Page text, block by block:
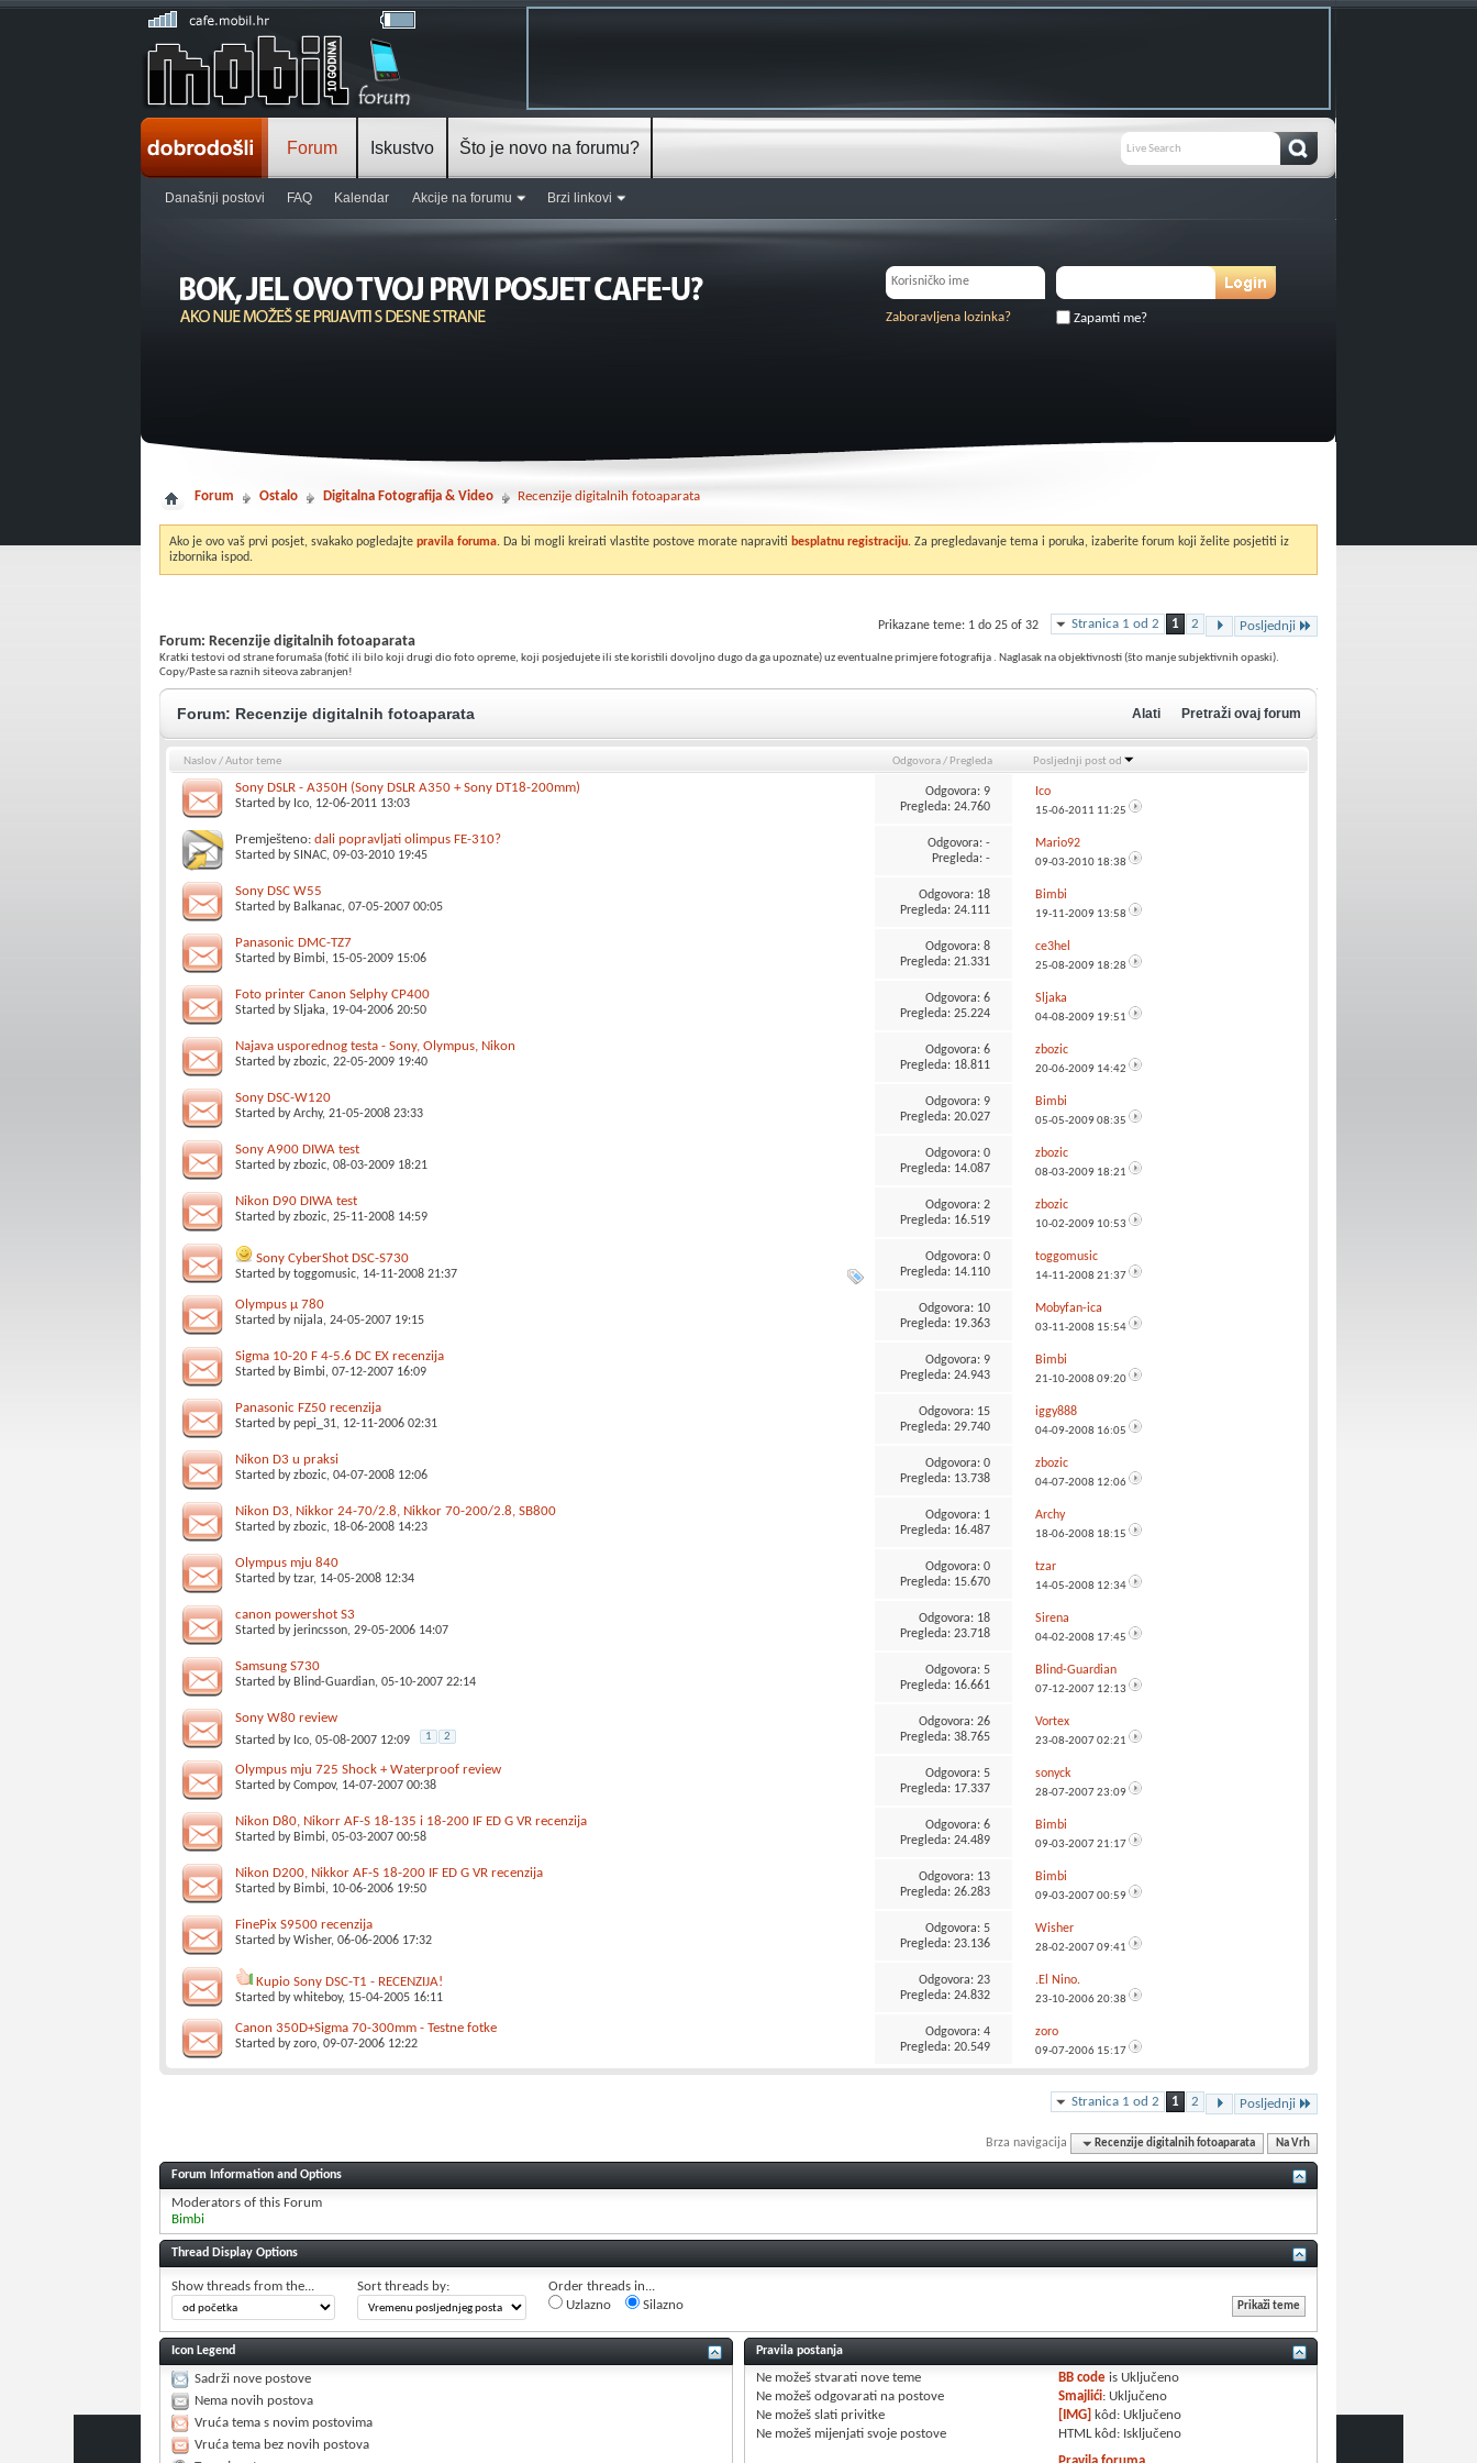
Forum
Današnji postovi FAQ Kalendar Akcije na forumu Brzi linkovi
Iskustvo Što je novo na forumu?
Zapamti me?
Zaboravljena lozinka?
Forum Ostalo Digitalna Fotografija & Video Recenzije digitalnih fotoaparata
Ako je ovo vaš prvi posjet, svakako pogledajte pravila foruma. Da bi mogli kreirati vlastite postove morate napraviti besplatnu registraciju. Za pregledavanje tema i poruka, izaberite forum koji želite posjetiti iz
izbornika ispod.
Stranica 1 od 2 1 2 Posljednji
Prikazane teme: 1 do 25 of 32
Forum: Recenzije digitalnih fotoaparata
Kratki testovi od strane forumaša (fotić ili bilo koji drugi dio foto opreme, koji posjedujete ili ste koristili dovoljno dugo da ga upoznate) uz eventualne primjere fotografija . Naglasak na objektivnosti (što manje subjektivnih opaski).
Copy/Paste sa raznih siteova zabranjen!
Forum: Recenzije digitalnih fotoaparata Alati Pretraži ovaj forum
Naslov/Autor teme Odgovora/ Pregleda Posljednji post od
Sony DSLR - A350H (Sony DSLR A350 + Sony DT18-200mm)
Started by Ico, 12-06-2011 13:03
Odgovora: 9
Pregleda: 24.760
Ico
15-06-2011 11:25
Premješteno: dali popravljati olimpus FE-310?
Started bySINAC, 09-03-2010 19:45
Odgovora: -
Pregleda: -
Mario92
09-03-2010 18:38
Sony DSC W55
Started by Balkanac, 07-05-2007 00:05
Odgovora: 18
Pregleda: 24.111
Bimbi
19-11-2009 13:58
Panasonic DMC-TZ7
Started by Bimbi, 15-05-2009 15:06
Odgovora: 8
Pregleda: 21.331
ce3hel
25-08-2009 18:28
Foto printer Canon Selphy CP400
Started bySljaka, 19-04-2006 20:50
Odgovora: 6
Pregleda: 25.224
Sljaka
04-08-2009 19:51
Najava usporednog testa - Sony, Olympus, Nikon
Started byzbozic, 22-05-2009 19:40
Odgovora: 6
Pregleda: 18.811
zbozic
20-06-2009 14:42
Sony DSC-W120
Started byArchy, 21-05-2008 23:33
Odgovora: 9
Pregleda: 20.027
Bimbi
05-05-200908:35
Sony A900 DIWA test
Started byzbozic, 08-03-2009 18:21
Odgovora: 0
Pregleda: 14.087
zbozic
08-03-2009 18:21
Nikon D90 DIWA test
Started byzbozic, 25-11-2008 14:59
Odgovora: 2
Pregleda: 16.519
zbozic
10-02-2009 10:53
Sony CyberShot DSC-S730
Started bytoggomusic, 14-11-2008 21:37
Odgovora: 0
Pregleda: 14.110
toggomusic
14-11-2008 21:37
Olympus µ 780
Started bynijala, 24-05-2007 19:15
Odgovora: 10
Pregleda: 19.363
Mobyfan-ica
03-11-2008 15:54
Sigma 10-20 F 4-5.6 DC EX recenzija
Started by Bimbi, 07-12-2007 16:09
Odgovora: 9
Pregleda: 24.943
Bimbi
21-10-2008 09:20
Panasonic FZ50 recenzija
Started bypepi_31, 12-11-2006 02:31
Odgovora: 15
Pregleda: 29.740
iggy888
04-09-2008 16:05
Nikon D3 u praksi
Started byzbozic, 04-07-2008 12:06
Odgovora: 0
Pregleda: 13.738
zbozic
04-07-2008 12:06
Nikon D3, Nikkor 24-70/2.8, Nikkor 70-200/2.8, SB800
Started byzbozic, 18-06-2008 14:23
Odgovora: 1
Pregleda: 16.487
Archy
18-06-2008 18:15
Olympus mju 840
Started bytzar, 14-05-2008 12:34
Odgovora: 0
Pregleda: 15.670
tzar
14-05-2008 12:34
canon powershot S3
Started by jerincsson, 29-05-2006 14:07
Odgovora: 18
Pregleda: 23.718
Sirena
04-02-2008 17:45
Samsung S730
Started by Blind-Guardian, 05-10-2007 22:14
Odgovora: 5
Pregleda: 16.661
Blind-Guardian
07-12-2007 12:13
Sony W80 review
Started by Ico, 05-08-2007 12:09 1 2
Odgovora: 26
Pregleda: 38.765
Vortex
23-08-200702:21
Olympus mju 725 Shock + Waterproof review
Started byCompov, 14-07-2007 00:38
Odgovora: 5
Pregleda: 17.337
sonyck
28-07-200723:09
Nikon D80, Nikorr AF-S 18-135 i 18-200 IF ED G VR recenzija
Started by Bimbi, 05-03-2007 00:58
Odgovora: 6
Pregleda: 24.489
Bimbi
09-03-200721:17
Nikon D200, Nikkor AF-S 18-200 IF ED G VR recenzija
Started by Bimbi, 10-06-2006 19:50
Odgovora: 13
Pregleda: 26.283
Bimbi
09-03-200700:59
FinePix S9500 recenzija
Started byWisher, 06-06-2006 17:32
Odgovora: 5
Pregleda: 23.136
Wisher
28-02-200709:41
Kupio Sony DSC-T1 - RECENZIJA!
Started bywhiteboy, 15-04-2005 16:11
Odgovora: 23
Pregleda: 24.832
.El Nino.
23-10-200620:38
Canon 350D+Sigma 70-300mm - Testne fotke
Started byzoro, 09-07-2006 12:22
Odgovora: 4
Pregleda: 20.549
zoro
09-07-2006 15:17
Stranica 1 od 2 1 2 Posljednji
Brza navigacija Recenzije digitalnih fotoaparata Na Vrh
Forum Information and Options
Moderators of this Forum
Bimbi
Thread Display Options
Show threads from the... Sort threads by:
Order threads in...
Uzlazno
Silazno
Icon Legend
Sadrži nove postove
Nema novih postova
Vruća tema s novim postovima
Vruća tema bez novih postova
Pravila postanja
Ne možeš stvarati nove teme
Ne možešodgovarati na postove
Ne možeš slati privitke
Ne možeš mijenjati svoje postove
BB code isUključeno
Smajlići: Uključeno
[IMG] kôd: Uključeno
HTML kôd: Isključeno